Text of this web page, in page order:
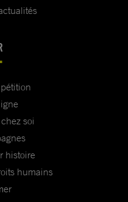
soi
histoire
humains